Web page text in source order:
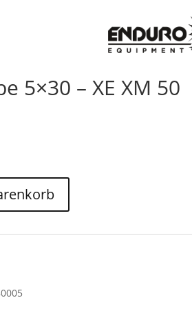
5×30 – XE XM 50